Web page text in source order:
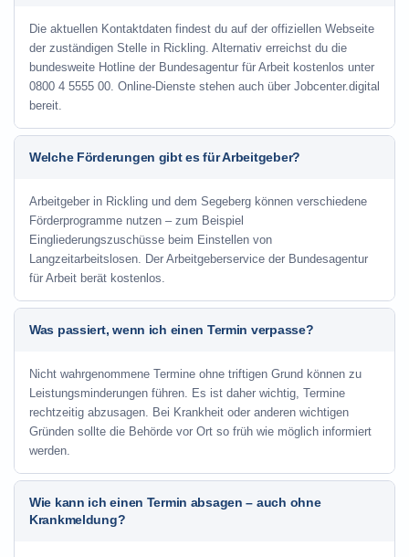
Die aktuellen Kontaktdaten findest du auf der offiziellen Webseite
der zuständigen Stelle in Rickling. Alternativ erreichst du die
bundesweite Hotline der Bundesagentur für Arbeit kostenlos unter
0800 4 5555 00. Online-Dienste stehen auch über Jobcenter.digital
bereit.
Welche Förderungen gibt es für Arbeitgeber?
Arbeitgeber in Rickling und dem Segeberg können verschiedene
Förderprogramme nutzen – zum Beispiel
Eingliederungszuschüsse beim Einstellen von
Langzeitarbeitslosen. Der Arbeitgeberservice der Bundesagentur
für Arbeit berät kostenlos.
Was passiert, wenn ich einen Termin verpasse?
Nicht wahrgenommene Termine ohne triftigen Grund können zu
Leistungsminderungen führen. Es ist daher wichtig, Termine
rechtzeitig abzusagen. Bei Krankheit oder anderen wichtigen
Gründen sollte die Behörde vor Ort so früh wie möglich informiert
werden.
Wie kann ich einen Termin absagen – auch ohne
Krankmeldung?